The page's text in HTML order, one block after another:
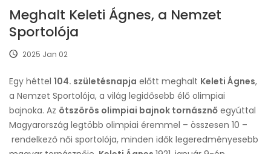
Meghalt Keleti Ágnes, a Nemzet
Sportolója
2025 Jan 02
Egy héttel 104. születésnapja előtt meghalt Keleti Ágnes,
a Nemzet Sportolója, a világ legidősebb élő olimpiai
bajnoka. Az ötszörös olimpiai bajnok tornásznő egyúttal
Magyarország legtöbb olimpiai éremmel – összesen 10 –
rendelkező női sportolója, minden idők legeredményesebb